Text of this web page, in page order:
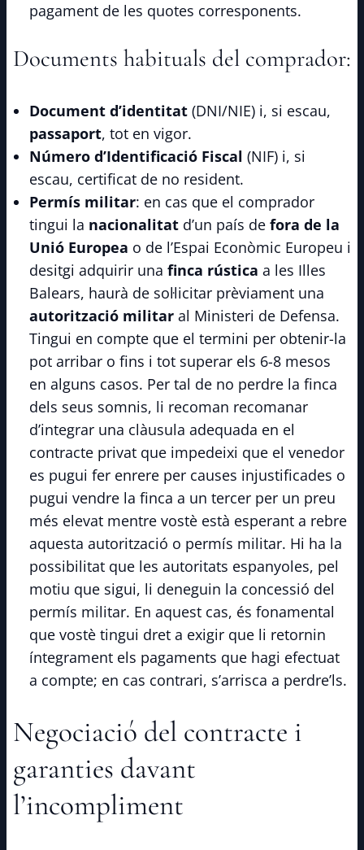
pagament de les quotes corresponents.
Documents habituals del comprador:
Document d’identitat (DNI/NIE) i, si escau,
passaport, tot en vigor.
Número d’Identificació Fiscal (NIF) i, si
escau, certificat de no resident.
Permís militar: en cas que el comprador
tingui la nacionalitat d’un país de fora de la
Unió Europea o de l’Espai Econòmic Europeu i
desitgi adquirir una finca rústica a les Illes
Balears, haurà de sol·licitar prèviament una
autorització militar al Ministeri de Defensa.
Tingui en compte que el termini per obtenir-la
pot arribar o fins i tot superar els 6-8 mesos
en alguns casos. Per tal de no perdre la finca
dels seus somnis, li recoman recomanar
d’integrar una clàusula adequada en el
contracte privat que impedeixi que el venedor
es pugui fer enrere per causes injustificades o
pugui vendre la finca a un tercer per un preu
més elevat mentre vostè està esperant a rebre
aquesta autorització o permís militar. Hi ha la
possibilitat que les autoritats espanyoles, pel
motiu que sigui, li deneguin la concessió del
permís militar. En aquest cas, és fonamental
que vostè tingui dret a exigir que li retornin
íntegrament els pagaments que hagi efectuat
a compte; en cas contrari, s’arrisca a perdre’ls.
Negociació del contracte i
garanties davant
l’incompliment